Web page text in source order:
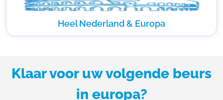
Heel Nederland & Europa
Klaar voor uw volgende beurs
in europa?